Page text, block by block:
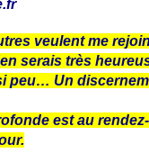
veulent me
serais très
peu… Un
est au